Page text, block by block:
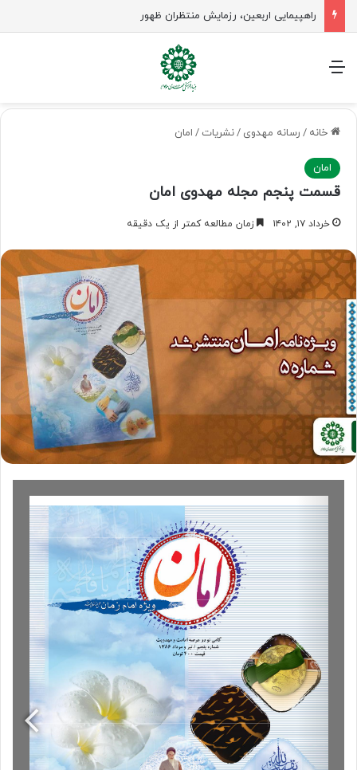
راهپیمایی اربعین، رزمایش منتظران ظهور
منو
خانه / رسانه مهدوی /نشریات / امان
امان
قسمت پنجم مجله مهدوی امان
خرداد ۱۷, ۱۴۰۲ زمان مطالعه کمتر از یک دقیقه